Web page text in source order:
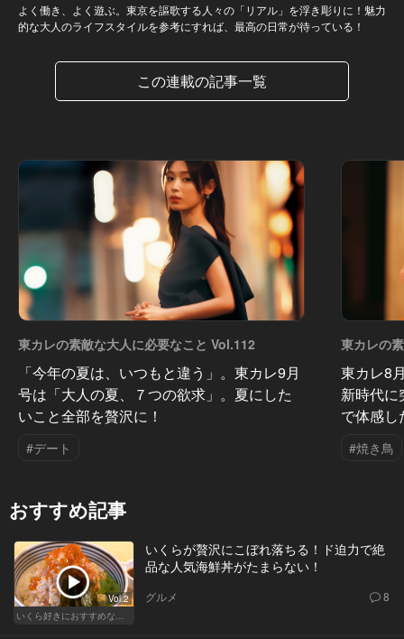
よく働き、よく遊ぶ。東京を謳歌する人々の「リアル」を浮き彫りに！魅力
的な大人のライフスタイルを参考にすれば、最高の日常が待っている！
この連載の記事一覧
東カレの素敵な大人に必要なこと Vol.112
「今年の夏は、いつもと違う」。東カレ9月
号は「大人の夏、７つの欲求」。夏にした
いこと全部を贅沢に！
#デート
東カレの
東カレ8
新時代
で体感し
#焼き鳥
おすすめ記事
Vol.2
いくら好きにおすすめな東京の人気店！
いくらが贅沢にこぼれ落ちる！ド迫力で絶
品な人気海鮮丼がたまらない！
グルメ 8